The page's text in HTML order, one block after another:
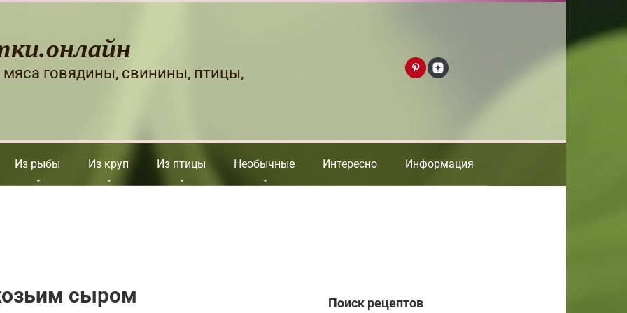
мяса говядины, свинины, птицы,
Из рыбы Из круп Из птицы Необычные Интересно Информация
сыром Поиск рецептов